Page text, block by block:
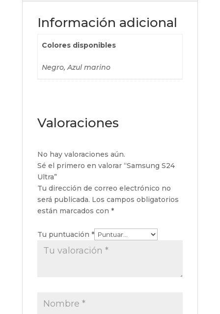
Información adicional
Colores disponibles
Negro, Azul marino
Valoraciones
No hay valoraciones aún.
Sé el primero en valorar “Samsung S24
Ultra”
Tu dirección de correo electrónico no
será publicada. Los campos obligatorios
están marcados con *
Tu puntuación *